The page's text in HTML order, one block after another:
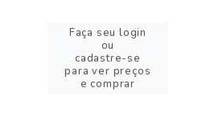
Faça seu login
ou
cadastre-se
para ver preços
e comprar